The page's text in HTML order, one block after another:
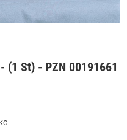
(1 St) - PZN 00191661